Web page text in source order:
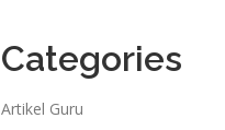
Categories
Artikel Guru